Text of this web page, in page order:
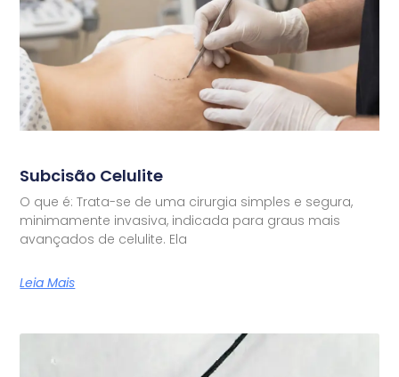
Subcisão Celulite
O que é: Trata-se de uma cirurgia simples e segura,
minimamente invasiva, indicada para graus mais
avançados de celulite. Ela
Leia Mais